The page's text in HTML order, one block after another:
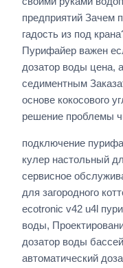
предприятий Зачем
гадость из под
Пурифайер важен
дозатор воды цена,
седиментным
основе кокосового
решение проблемы
подключение
кулер настольный
сервисное
для загородного
ecotronic v42 u4l
воды,
дозатор воды
автоматический